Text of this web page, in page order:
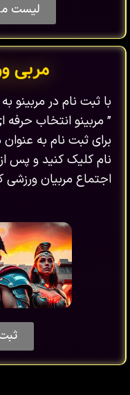
لیست
مربی
با ثبت نام در
” مربینو انتخاب حرفه
برای ثبت نام به
نام کلیک کنید و پس
اجتماع مربیان ورزشی